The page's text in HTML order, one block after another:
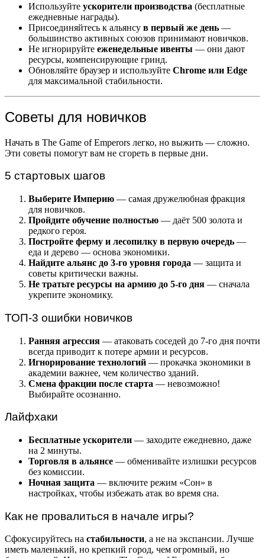
Используйте ускорители производства (бесплатные
ежедневные награды).
Присоединяйтесь к альянсу в первый же день —
большинство активных союзов принимают новичков.
Не игнорируйте еженедельные ивенты — они дают
ресурсы, компенсирующие гринд.
Обновляйте браузер и используйте Chrome или Edge
для максимальной стабильности.
Советы для новичков
Начать в The Game of Emperors легко, но выжить — сложно.
Эти советы помогут вам не сгореть в первые дни.
5 стартовых шагов
Выберите Империю — самая дружелюбная фракция
для новичков.
Пройдите обучение полностью — даёт 500 золота и
редкого героя.
Постройте ферму и лесопилку в первую очередь —
еда и дерево — основа экономики.
Найдите альянс до 3-го уровня города — защита и
советы критически важны.
Не тратьте ресурсы на армию до 5-го дня — сначала
укрепите экономику.
ТОП-3 ошибки новичков
Ранняя агрессия — атаковать соседей до 7-го дня почти
всегда приводит к потере армии и ресурсов.
Игнорирование технологий — прокачка экономики в
академии важнее, чем количество зданий.
Смена фракции после старта — невозможно!
Выбирайте осознанно.
Лайфхаки
Бесплатные ускорители — заходите ежедневно, даже
на 2 минуты.
Торговля в альянсе — обменивайте излишки ресурсов
без комиссии.
Ночная защита — включите режим «Сон» в
настройках, чтобы избежать атак во время сна.
Как не провалиться в начале игры?
Сфокусируйтесь на стабильности, а не на экспансии. Лучше
иметь маленький, но крепкий город, чем огромный, но